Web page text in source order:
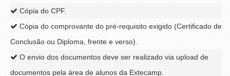
Cópia do CPF.
Cópia do comprovante do pré-requisito exigido (Certificado de
Conclusão ou Diploma, frente e verso).
O envio dos documentos deve ser realizado via upload de
documentos pela área de alunos da Extecamp.